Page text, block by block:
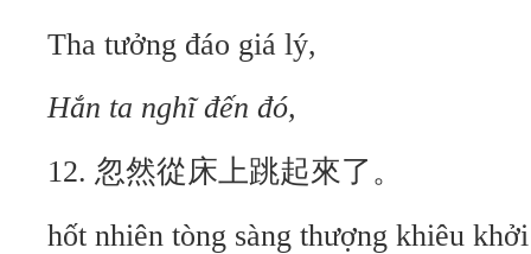
Tha tưởng đáo giá lý,
Hắn ta nghĩ đến đó,
12. 忽然從床上跳起來了。
hốt nhiên tòng sàng thượng khiêu